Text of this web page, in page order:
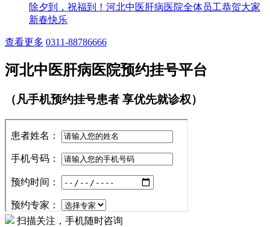
除夕到，祝福到！河北中医肝病医院全体员工恭贺大家
新春快乐
查看更多 0311-88786666
河北中医肝病医院预约挂号平台
（凡手机预约挂号患者 享优先就诊权）
扫描关注，手机随时咨询